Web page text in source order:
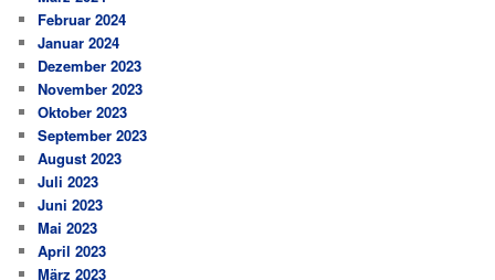
Februar 2024
Januar 2024
Dezember 2023
November 2023
Oktober 2023
September 2023
August 2023
Juli 2023
Juni 2023
Mai 2023
April 2023
März 2023